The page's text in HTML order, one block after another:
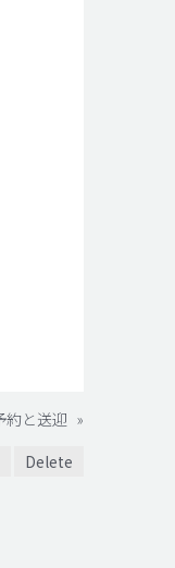
約と送迎 »
Delete